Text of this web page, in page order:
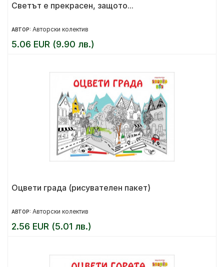
Светът е прекрасен, защото...
АВТОР: Авторски колектив
5.06 EUR (9.90 лв.)
Оцвети града (рисувателен пакет)
АВТОР: Авторски колектив
2.56 EUR (5.01 лв.)